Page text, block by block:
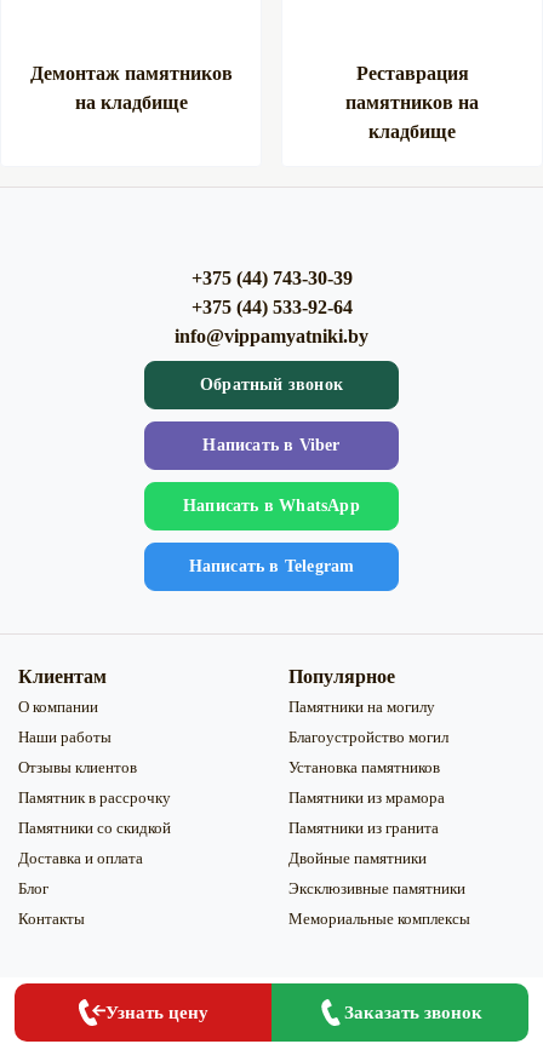
Демонтаж памятников
на кладбище
Реставрация
памятников на
кладбище
+375 (44) 743-30-39
+375 (44) 533-92-64
info@vippamyatniki.by
Обратный звонок
Напиcать в Viber
Напиcать в WhatsApp
Напиcать в Telegram
Клиентам
О компании
Наши работы
Отзывы клиентов
Памятник в рассрочку
Памятники со скидкой
Доставка и оплата
Блог
Контакты
Популярное
Памятники на могилу
Благоустройство могил
Установка памятников
Памятники из мрамора
Памятники из гранита
Двойные памятники
Эксклюзивные памятники
Мемориальные комплексы
Обработка персональных данных Обработка файлов Сookie
Узнать цену Заказать звонок